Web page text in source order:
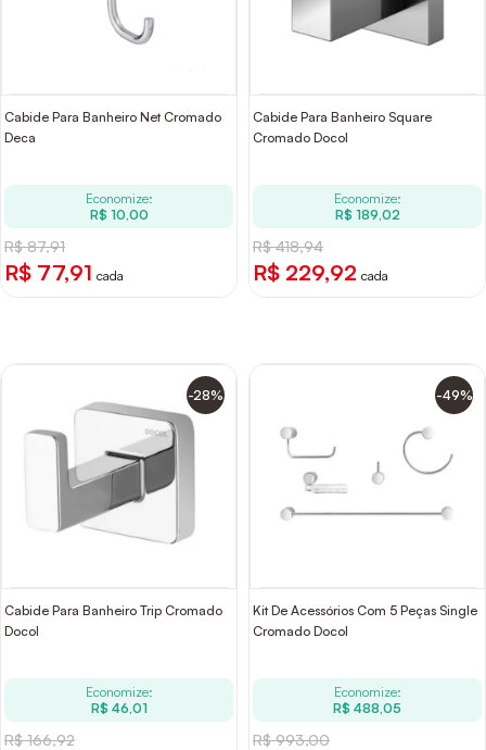
Cabide Para Banheiro Net Cromado
Deca
Economize:
R$ 10,00
R$ 87,91
R$ 77,91 cada
Cabide Para Banheiro Square
Cromado Docol
Economize:
R$ 189,02
R$ 418,94
R$ 229,92 cada
-28%
Cabide Para Banheiro Trip Cromado
Docol
Economize:
R$ 46,01
R$ 166,92
-49%
Kit De Acessórios Com 5 Peças Single
Cromado Docol
Economize:
R$ 488,05
R$ 993,00